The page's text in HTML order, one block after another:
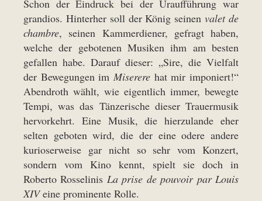
Schon der Eindruck bei der Uraufführung war
grandios. Hinterher soll der König seinenvalet de
chambre, seinen Kammerdiener, gefragt haben,
welche der gebotenen Musiken ihm am besten
gefallen habe. Darauf dieser: „Sire, die Vielfalt
der Bewegungen im Miserere hat mir imponiert!“
Abendroth wählt, wie eigentlich immer, bewegte
Tempi, was das Tänzerische dieser Trauermusik
hervorkehrt. Eine Musik, die hierzulande eher
selten geboten wird, die der eine odere andere
kurioserweise gar nicht so sehr vom Konzert,
sondern vom Kino kennt, spielt sie doch in
Roberto Rosselinis La prise de pouvoir par Louis
XIVeine prominente Rolle.